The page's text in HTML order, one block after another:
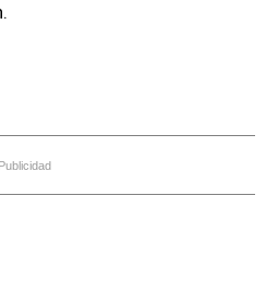
Publicidad